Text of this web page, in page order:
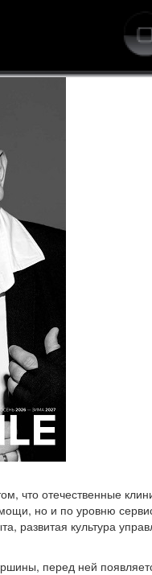
что отечественные
но и по уровню
развитая культура
перед ней